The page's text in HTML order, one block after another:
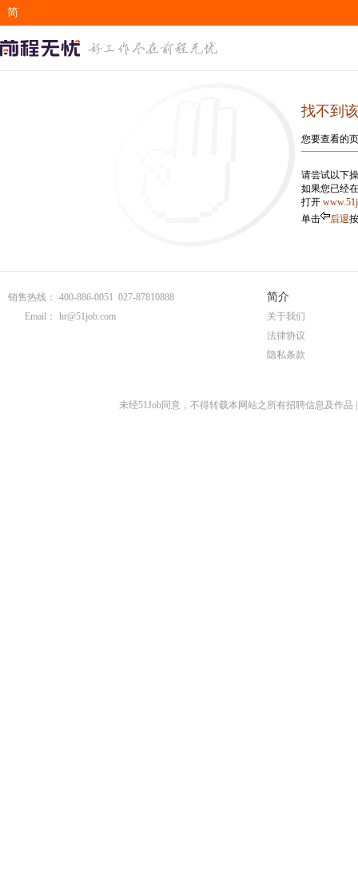
简
EN
找不到
您要查看的
请尝试以下
如果您已经
打开
单击
后退
销售热线：
400-886-0051 027-87810888
Email：
hr@51job.com
简介
关于我们
法律协议
隐私条款
未经51Job同意，不得转载本网站之所有招聘信息及作品